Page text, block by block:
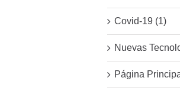
Covid-19 (1)
Nuevas
Página